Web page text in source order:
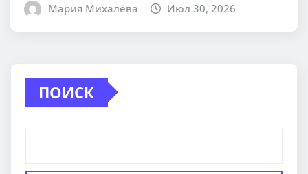
Мария Михалёва Июл 30, 2026
ПОИСК